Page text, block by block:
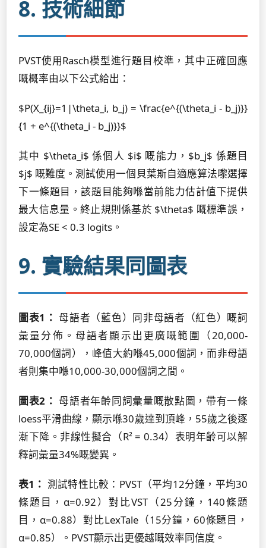
8. 技術細節
PVST使用Rasch模型進行題目校準，其中正確回應
嘅概率由以下公式給出：
$P(X_{ij}=1|\theta_i, b_j) = \frac{e^{(\theta_i - b_j)}}
{1 + e^{(\theta_i - b_j)}}$
其中 $\theta_i$ 係個人 $i$ 嘅能力，$b_j$ 係題目
$j$ 嘅難度。測試使用一個貝葉斯自適應算法嚟選擇
下一條題目，該題目能夠喺當前能力估計值下提供
最大信息量。終止規則係基於 $\theta$ 嘅標準誤，
設定為SE < 0.3 logits。
9. 實驗結果同圖表
圖表1： 母語者（藍色）同非母語者（紅色）嘅詞
彙量分佈。母語者顯示出更廣嘅範圍（20,000-
70,000個詞），峰值大約喺45,000個詞，而非母語
者則集中喺10,000-30,000個詞之間。
圖表2： 母語者年齡同詞彙量嘅散點圖，帶有一條
loess平滑曲線，顯示喺30歲達到頂峰，55歲之後逐
漸下降。非線性擬合（R² = 0.34）表明年齡可以解
釋詞彙量34%嘅變異。
表1： 測試特性比較：PVST（平均12分鐘，平均30
條題目，α=0.92）對比VST（25分鐘，140條題
目，α=0.88）對比LexTale（15分鐘，60條題目，
α=0.85）。PVST顯示出更優越嘅效率同信度。